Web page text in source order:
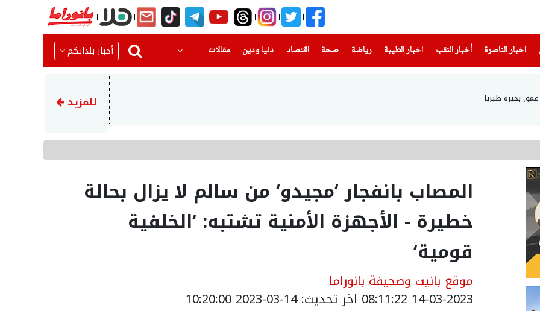
اخبار الناصرة
(current) أخبار النقب اخبار الطيبة(current) رياضة
(current) صحة(current) اقتصاد دنيا ودين
(current) مقالات أخبار بلداتكم
رضيع بحالة حرجةبعد تعرضه
للمزيد
المصاب بانفجار ‘مجيدو‘ من سالم لا يزال بحالة
خطيرة - الأجهزة الأمنية تشتبه: ‘الخلفية
قومية‘
موقع بانيت وصحيفة بانوراما
14-03-2023 08:11:22 اخر تحديث: 14-03-2023 10:20:00